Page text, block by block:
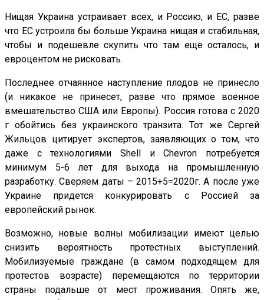
Нищая Украина устраивает всех, и Россию, и ЕС, разве
что ЕС устроила бы больше Украина нищая и стабильная,
чтобы и подешевле скупить что там еще осталось, и
евроцентом не рисковать.
Последнее отчаянное наступление плодов не принесло
(и никакое не принесет, разве что прямое военное
вмешательство США или Европы). Россия готова с 2020
г обойтись без украинского транзита. Тот же Сергей
Жильцов цитирует экспертов, заявляющих о том, что
даже с технологиями Shell и Chevron потребуется
минимум 5-6 лет для выхода на промышленную
разработку. Сверяем даты – 2015+5=2020г. А после уже
Украине придется конкурировать с Россией за
европейский рынок.
Возможно, новые волны мобилизации имеют целью
снизить вероятность протестных выступлений.
Мобилизуемые граждане (в самом подходящем для
протестов возрасте) перемещаются по территории
страны подальше от мест проживания. Опять же,